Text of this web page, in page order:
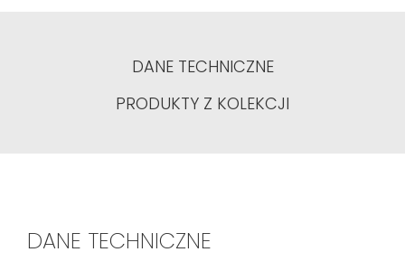
DANE TECHNICZNE
PRODUKTY Z KOLEKCJI
DANE TECHNICZNE